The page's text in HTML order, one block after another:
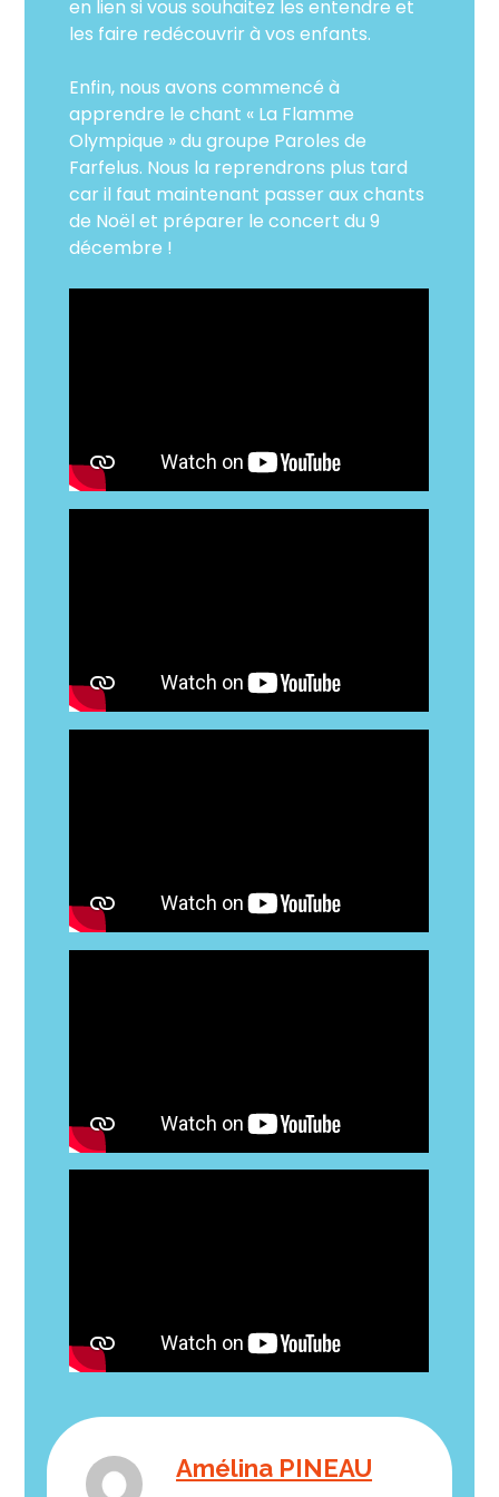
en lien si vous souhaitez les entendre et
les faire redécouvrir à vos enfants.
Enfin, nous avons commencé à
apprendre le chant « La Flamme
Olympique » du groupe Paroles de
Farfelus. Nous la reprendrons plus tard
car il faut maintenant passer aux chants
de Noël et préparer le concert du 9
décembre !
Amélina PINEAU